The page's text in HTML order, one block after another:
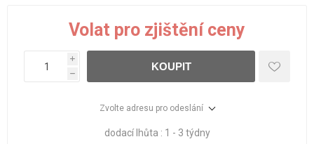
Volat pro zjištění ceny
i
h
KOUPIT
Zvolte adresu pro odeslání
dodací lhůta : 1 - 3 týdny